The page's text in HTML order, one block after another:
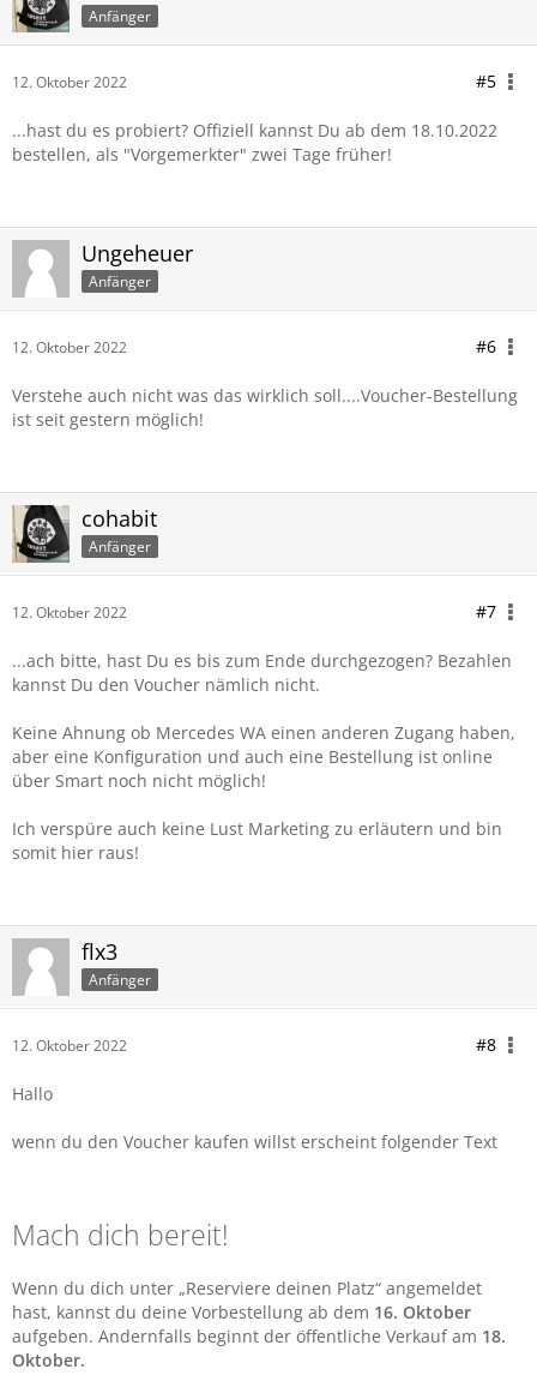
Anfänger
12. Oktober 2022 #5
...hast du es probiert? Offiziell kannst Du ab dem 18.10.2022
bestellen, als "Vorgemerkter" zwei Tage früher!
Ungeheuer
Anfänger
12. Oktober 2022 #6
Verstehe auch nicht was das wirklich soll....Voucher-Bestellung
ist seit gestern möglich!
cohabit
Anfänger
12. Oktober 2022 #7
...ach bitte, hast Du es bis zum Ende durchgezogen? Bezahlen
kannst Du den Voucher nämlich nicht.
Keine Ahnung ob Mercedes WA einen anderen Zugang haben,
aber eine Konfiguration und auch eine Bestellung ist online
über Smart noch nicht möglich!
Ich verspüre auch keine Lust Marketing zu erläutern und bin
somit hier raus!
flx3
Anfänger
12. Oktober 2022 #8
Hallo
wenn du den Voucher kaufen willst erscheint folgender Text
Mach dich bereit!
Wenn du dich unter „Reserviere deinen Platz“ angemeldet
hast, kannst du deine Vorbestellung ab dem 16. Oktober
aufgeben. Andernfalls beginnt der öffentliche Verkauf am 18.
Oktober.